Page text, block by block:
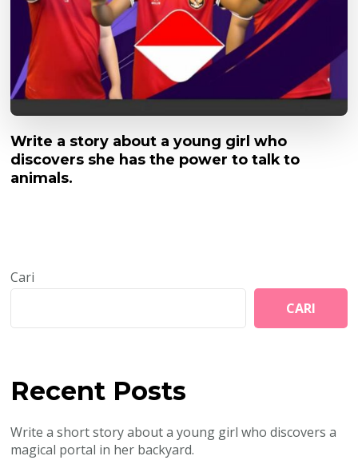
Write a story about a young girl who
discovers she has the power to talk to
animals.
Cari
CARI
Recent Posts
Write a short story about a young girl who discovers a
magical portal in her backyard.